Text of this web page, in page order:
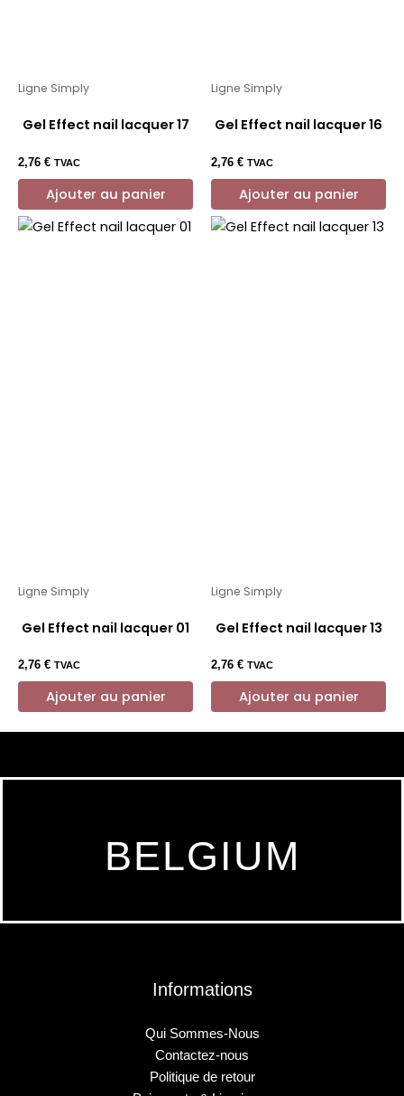
Ligne Simply
Gel Effect nail lacquer 17
2,76 € TVAC
Ajouter au panier
Ligne Simply
Gel Effect nail lacquer 16
2,76 € TVAC
Ajouter au panier
Ligne Simply
Gel Effect nail lacquer 01
2,76 € TVAC
Ajouter au panier
Ligne Simply
Gel Effect nail lacquer 13
2,76 € TVAC
Ajouter au panier
BELGIUM
Informations
Qui Sommes-Nous
Contactez-nous
Politique de retour